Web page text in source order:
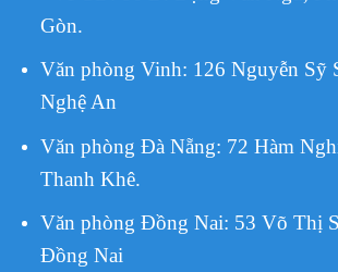
Gòn.
Văn phòng Vinh: 126 Nguyễn Sỹ
Nghệ An
Văn phòng Đà Nẵng: 72 Hàm
Thanh Khê.
Văn phòng Đồng Nai: 53 Võ Thị
Đồng Nai